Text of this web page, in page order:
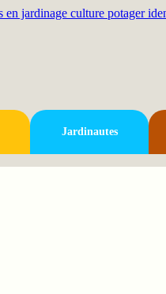
Jardinautes